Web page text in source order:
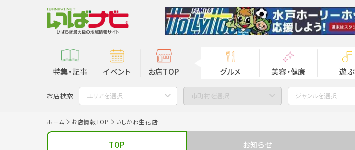
特集・記事 イベント お店TOP グルメ 美容・健康 遊ぶ
お店検索 エリアを選択 市町村を選択 ジャンルを選択
ホーム お店情報TOP いしかわ生花店
TOP お知らせ